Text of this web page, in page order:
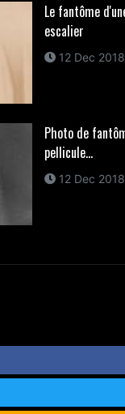
Le fantôme
escalier
12 Dec
Photo de
pellicule...
12 Dec